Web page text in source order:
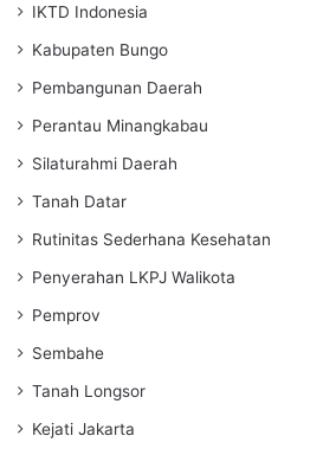
IKTD Indonesia
Kabupaten Bungo
Pembangunan Daerah
Perantau Minangkabau
Silaturahmi Daerah
Tanah Datar
Rutinitas Sederhana Kesehatan
Penyerahan LKPJ Walikota
Pemprov
Sembahe
Tanah Longsor
Kejati Jakarta